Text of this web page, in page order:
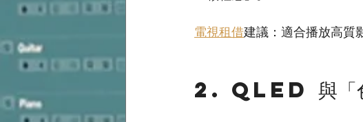
電視租借建議：適合播放高質
2. QLED 與「色